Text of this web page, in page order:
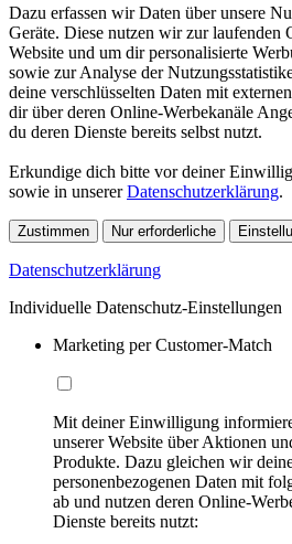
Dazu erfassen wir Daten über unsere
Geräte. Diese nutzen wir zur laufenden
Website und um dir personalisierte
sowie zur Analyse der
deine verschlüsselten Daten mit
dir über deren Online-Werbekanäle
du deren Dienste bereits selbst nutzt.
Erkundige dich bitte vor deiner
sowie in unsererDatenschutzerklärung.
Zustimmen Nur erforderliche
Datenschutzerklärung
Individuelle Datenschutz-Einstellungen
Marketing per Customer-Match
Mit deiner Einwilligung
unserer Website über Aktionen
Produkte. Dazu gleichen wir
personenbezogenen Daten mit
ab und nutzen deren Online-
Dienste bereits nutzt: